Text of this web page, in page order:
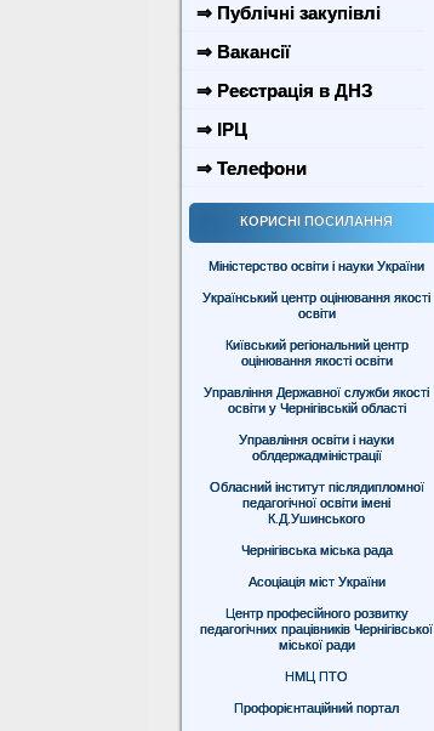
⇒ Публічні закупівлі
⇒ Вакансії
⇒ Реєстрація в ДНЗ
⇒ ІРЦ
⇒ Телефони
КОРИСНІ ПОСИЛАННЯ
Міністерство освіти і науки України
Український центр оцінювання якості
освіти
Київський регіональний центр
оцінювання якості освіти
Управління Державної служби якості
освіти у Чернігівській області
Управління освіти і науки
облдержадміністрації
Обласний інститут післядипломної
педагогічної освіти імені
К.Д.Ушинського
Чернігівська міська рада
Асоціація міст України
Центр професійного розвитку
педагогічних працівників Чернігівської
міської ради
НМЦ ПТО
Профорієнтаційний портал